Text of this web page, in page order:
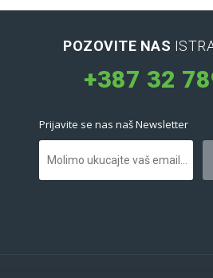
POZOVITE NAS
+387 32
Prijavite se nas naš Newsletter